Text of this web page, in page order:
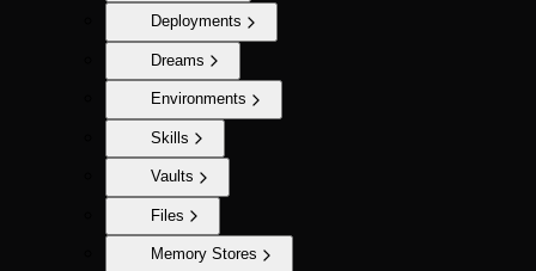
Deployments
Dreams
Environments
Skills
Vaults
Files
Memory Stores